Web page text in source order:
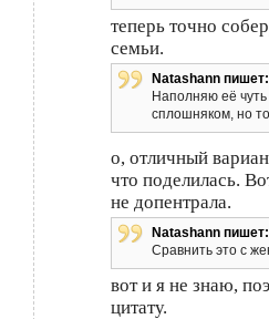
теперь точно
семьи.
Natashann пишет:
Наполняю её чуть
сплошняком, но
о, отличный
что поделилась.
не допентрала.
Natashann пишет:
Сравнить это с
вот и я не знаю,
цитату.